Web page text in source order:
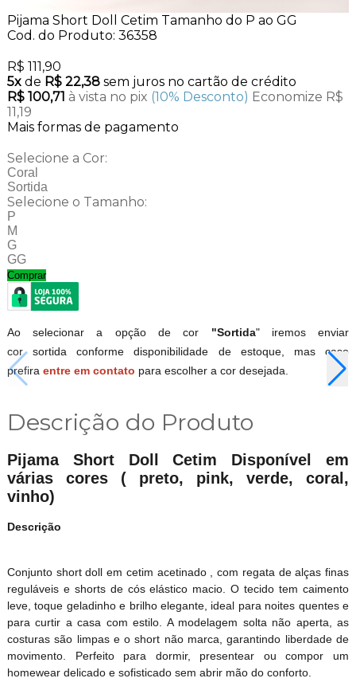
Pijama Short Doll Cetim Tamanho do P ao GG
Cod. do Produto: 36358
R$ 111,90
5xde R$ 22,38 sem juros no cartão de crédito
R$ 100,71 à vista no pix (10% Desconto) Economize R$
11,19
Mais formas de pagamento
Selecione a Cor:
Coral
Sortida
Selecione o Tamanho:
P
M
G
GG
Comprar
Ao selecionar a opção de cor "Sortida" iremos enviar
cor sortida conforme disponibilidade de estoque, mas caso
prefira entre em contato para escolher a cor desejada.
Descrição do Produto
Pijama Short Doll Cetim Disponível em
várias cores ( preto, pink, verde, coral,
vinho)
Descrição
Conjunto short doll em cetim acetinado , com regata de alças finas
reguláveis e shorts de cós elástico macio. O tecido tem caimento
leve, toque geladinho e brilho elegante, ideal para noites quentes e
para curtir a casa com estilo. A modelagem solta não aperta, as
costuras são limpas e o short não marca, garantindo liberdade de
movimento. Perfeito para dormir, presentear ou compor um
homewear delicado e sofisticado sem abrir mão do conforto.